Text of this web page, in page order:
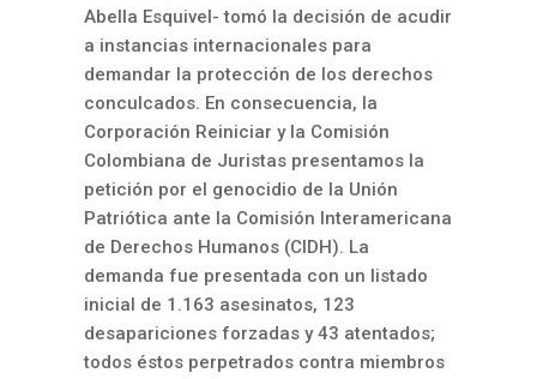
Abella Esquivel- tomó la decisión de acudir
a instancias internacionales para
demandar la protección de los derechos
conculcados. En consecuencia, la
Corporación Reiniciar y la Comisión
Colombiana de Juristas presentamos la
petición por el genocidio de la Unión
Patriótica ante la Comisión Interamericana
de Derechos Humanos (CIDH). La
demanda fue presentada con un listado
inicial de 1.163 asesinatos, 123
desapariciones forzadas y 43 atentados;
todos éstos perpetrados contra miembros